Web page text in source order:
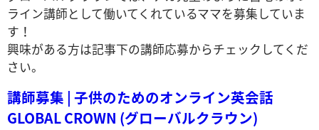
ライン講師として働いてくれているママを募集していま
す！
興味がある方は記事下の講師応募からチェックしてくだ
さい。
講師募集 | 子供のためのオンライン英会話
GLOBAL CROWN (グローバルクラウン)